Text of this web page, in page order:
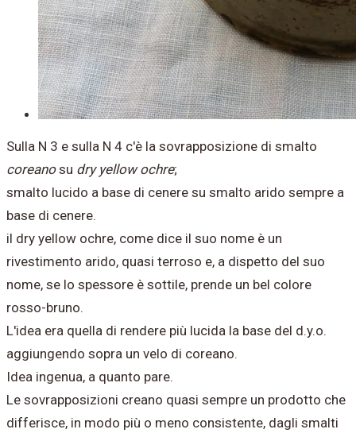
Sulla N 3 e sulla N 4 c'è la sovrapposizione di smalto
coreanosu dry yellow ochre;
smalto lucido a base di cenere su smalto arido sempre a
base di cenere.
il dry yellow ochre, come dice il suo nome è un
rivestimento arido, quasi terroso e, a dispetto del suo
nome, se lo spessore è sottile, prende un bel colore
rosso-bruno.
L'idea era quella di rendere più lucida la base del d.y.o.
aggiungendo sopra un velo di coreano.
Idea ingenua, a quanto pare.
Le sovrapposizioni creano quasi sempre un prodotto che
differisce, in modo più o meno consistente, dagli smalti